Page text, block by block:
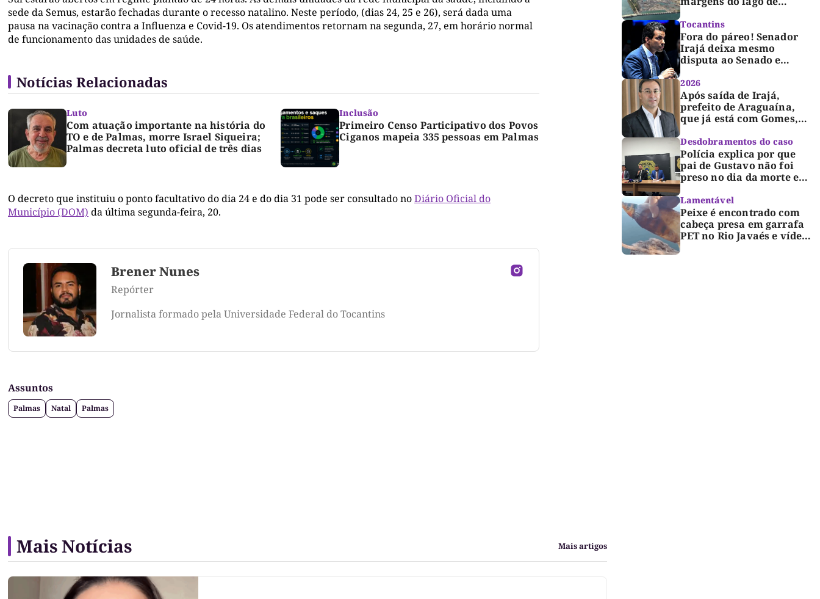
sede da Semus, estarão fechadas durante o recesso natalino. Neste período, (dias 24, 25 e 26), será dada uma
pausa na vacinação contra a Influenza e Covid-19. Os atendimentos retornam na segunda, 27, em horário normal
de funcionamento das unidades de saúde.
Notícias Relacionadas
Luto
Com atuação importante na história do
TO e de Palmas, morre Israel Siqueira;
Palmas decreta luto oficial de três dias
Inclusão
Primeiro Censo Participativo dos Povos
Ciganos mapeia 335 pessoas em Palmas
O decreto que instituiu o ponto facultativo do dia 24 e do dia 31 pode ser consultado noDiário Oficial do
Município (DOM) da última segunda-feira, 20.
Brener Nunes
Repórter
Jornalista formado pela Universidade Federal do Tocantins
Assuntos
Palmas Natal Palmas
Justiça
Tocantins
Fora do páreo! Senador
Irajá deixa mesmo
disputa ao Senado e
processo de cabeça
erguida, com gratidão e
respeito”
2026
Após saída de Irajá,
prefeito de Araguaína,
que já está com Gomes,
campanha de Dimas e
fará anúncio oficial
Desdobramentos do caso
Polícia explica por que
pai de Gustavo não foi
preso no dia da morte e
investigação
Lamentável
Peixe é encontrado com
cabeça presa em garrafa
PET no Rio Javaés e vídeo
Mais Notícias Mais artigos